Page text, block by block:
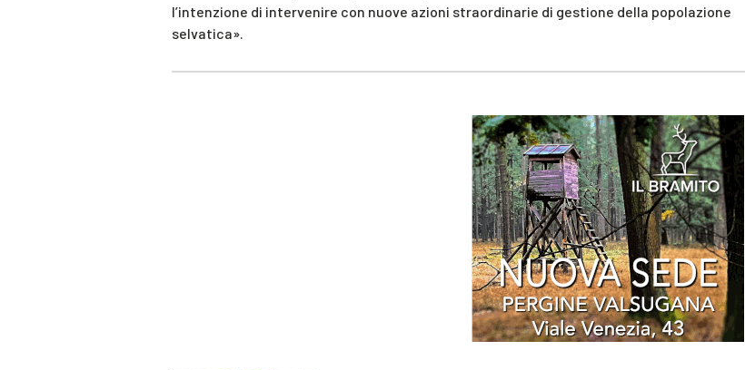
l’intenzione di intervenire con nuove azioni straordinarie di gestione della popolazione
selvatica».